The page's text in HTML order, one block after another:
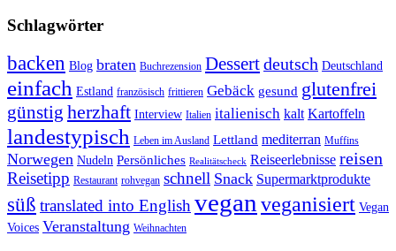
Schlagwörter
backen Blog braten Buchrezension Dessertdeutsch Deutschland
einfach Estland französisch frittieren Gebäck gesund glutenfrei
günstig herzhaft Interview Italien italienisch kalt Kartoffeln
landestypisch Leben im Ausland Lettland mediterran Muffins
Norwegen Nudeln Persönliches Realitätscheck Reiseerlebnisse reisen
Reisetipp Restaurant rohvegan schnell Snack Supermarktprodukte
süß translated into English vegan veganisiert Vegan
Voices Veranstaltung Weihnachten